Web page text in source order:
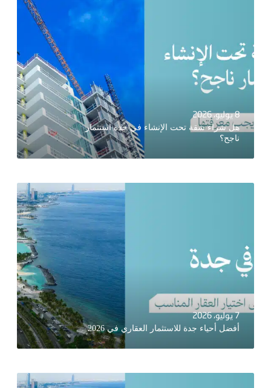
8 يوليو، 2026
هل شراء شقة تحت الإنشاء في جدة استثمار
ناجح؟
7 يوليو، 2026
أفضل أحياء جدة للاستثمار العقاري في 2026